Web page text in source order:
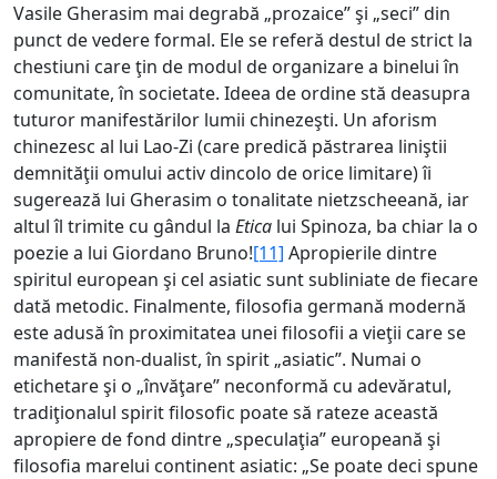
Vasile Gherasim mai degrabă „prozaice” şi „seci” din
punct de vedere formal. Ele se referă destul de strict la
chestiuni care ţin de modul de organizare a binelui în
comunitate, în societate. Ideea de ordine stă deasupra
tuturor manifestărilor lumii chinezeşti. Un aforism
chinezesc al lui Lao-Zi (care predică păstrarea liniştii
demnităţii omului activ dincolo de orice limitare) îi
sugerează lui Gherasim o tonalitate nietzscheeană, iar
altul îl trimite cu gândul la Etica lui Spinoza, ba chiar la o
poezie a lui Giordano Bruno![11] Apropierile dintre
spiritul european şi cel asiatic sunt subliniate de fiecare
dată metodic. Finalmente, filosofia germană modernă
este adusă în proximitatea unei filosofii a vieţii care se
manifestă non-dualist, în spirit „asiatic”. Numai o
etichetare şi o „învăţare” neconformă cu adevăratul,
tradiţionalul spirit filosofic poate să rateze această
apropiere de fond dintre „speculaţia” europeană şi
filosofia marelui continent asiatic: „Se poate deci spune